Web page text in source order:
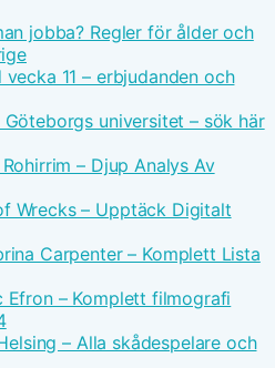
jobba? Regler för ålder och
11 – erbjudanden och
universitet – sök här
– Djup Analys Av
Wrecks – Upptäck Digitalt
Carpenter – Komplett Lista
Efron – Komplett filmografi
– Alla skådespelare och